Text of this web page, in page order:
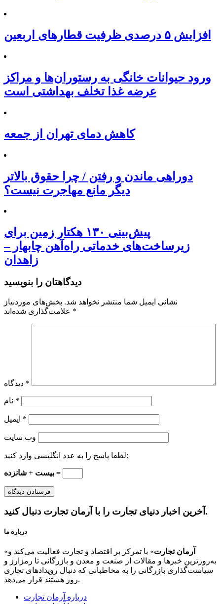
افزایش ۵ درصدی ظرفیت قطارهای اربعین
ورود حیوانات خانگی به رستوران‌ها و مراکز
عرضه غذا تخلف بهداشتی است
کاهش دمای تهران از جمعه
دوراهی ماندن و رفتن / چرا حقوق بالاتر
دیگر مانع مهاجرت نیست؟
پیش‌بینی ۱۳۰ هکتار زمین برای
زیرساخت‌های خدماتی راه‌آهن چابهار –
زاهدان
دیدگاهتان را بنویسید
نشانی ایمیل شما منتشر نخواهد شد. بخش‌های موردنیاز
*
*
*
*
وب‌ سایت
لطفا پاسخ را به عدد انگلیسی وارد کنید:
بیست + شانزده =
آخرین اخبار دنیای تجارت را با آرمان تجارت دنبال کنید.
درباره ما
« آرمان تجارت» با تمرکز بر اقتصاد و تجارت فعالیت می‌کند و
به‌روزترین خبرها و مقالات از صنعت و معدن و بازرگانی تا رمزارز و
سیاست‌گذاری بازرگانی را به مخاطبانی که دنبال رویدادهای تجاری
روز هستند قرار می‌دهد.
درباره آرمان تجارت